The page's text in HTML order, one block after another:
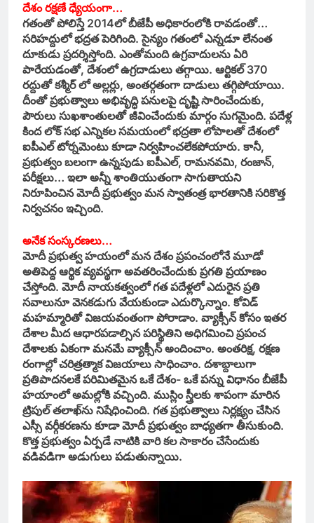
దేశం రక్షణే ధ్యేయంగా…
గతంతో పోలిస్తే 2014లో బీజేపీ అధికారంలోకి రావడంతో…
సరిహద్దులో భద్రత పెరిగింది. సైన్యం గతంలో ఎన్నడూ లేనంత
దూకుడు ప్రదర్శిస్తోంది. ఎంతోమంది ఉగ్రవాదులను ఏరి
పారేయడంతో, దేశంలో ఉగ్రదాడులు తగ్గాయి. ఆర్టికల్ 370
రద్దుతో కశ్మీర్ లో అల్లర్లు, అంతర్గతంగా దాడులు తగ్గిపోయాయి.
దీంతో ప్రభుత్వాలు అభివృద్ధి పనులపై దృష్టి సారించేందుకు,
పౌరులు సుఖశాంతులతో జీవించేందుకు మార్గం సుగమైంది. పదేళ్ల
కింద లోక్ సభ ఎన్నికల సమయంలో భద్రతా లోపాలతో దేశంలో
ఐపీఎల్‌ టోర్నమెంటు కూడా నిర్వహించలేకపోయారు. కానీ,
ప్రభుత్వం బలంగా ఉన్నపుడు ఐపీఎల్, రామనవమి, రంజాన్,
పరీక్షలు… ఇలా అన్నీ శాంతియుతంగా సాగుతాయని
నిరూపించిన మోదీ ప్రభుత్వం మన స్వాతంత్ర భారతానికి సరికొత్త
నిర్వచనం ఇచ్చింది.
అనేక సంస్కరణలు…
మోదీ ప్రభుత్వ హయంలో మన దేశం ప్రపంచంలోనే మూడో
అతిపెద్ద ఆర్థిక వ్యవస్థగా అవతరించేందుకు ప్రగతి ప్రయాణం
చేస్తోంది. మోదీ నాయకత్వంలో గత పదేళ్లలో ఎదురైన ప్రతి
సవాలునూ వెనకడుగు వేయకుండా ఎదుర్కొన్నాం. కోవిడ్
మహమ్మారితో విజయవంతంగా పోరాడాం. వ్యాక్సీన్ కోసం ఇతర
దేశాల మీద ఆధారపడాల్సిన పరిస్థితిని అధిగమించి ప్రపంచ
దేశాలకు ఏకంగా మనమే వ్యాక్సీన్ అందించాం. అంతరిక్ష, రక్షణ
రంగాల్లో చరిత్రత్మాక విజయాలు సాధించాం. దశాబ్దాలుగా
ప్రతిపాదనలకే పరిమితమైన ఒకే దేశం- ఒకే పన్ను విధానం బీజేపీ
హయాంలో అమల్లోకి వచ్చింది. ముస్లిం స్త్రీలకు శాపంగా మారిన
ట్రిపుల్‌ తలాఖ్‌ను నిషేధించింది. గత ప్రభుత్వాలు నిర్లక్ష్యం చేసిన
ఎస్సీ వర్గీకరణను కూడా మోదీ ప్రభుత్వం బాధ్యతగా తీసుకుంది.
కొత్త ప్రభుత్వం ఏర్పడే నాటికి వారి కల సాకారం చేసేందుకు
వడివడిగా అడుగులు పడుతున్నాయి.